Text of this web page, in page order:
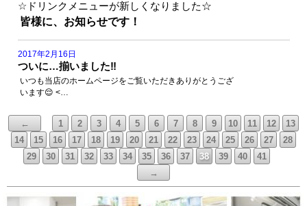
☆ドリンクメニューが新しくなりました☆
皆様に、お知らせです！
2017年2月16日
ついに…揃いました‼️
いつも当店のホームページをご覧いただきありがとうござ
います😌 <…
← 1 2 3 4 5 6 7 8 9 10 11 12
13
14
15 16 17 18 19 20 21 22 23 24 25 26 27
28
29
30 31 32 33 34 35 36 37 38 39 40
41
→